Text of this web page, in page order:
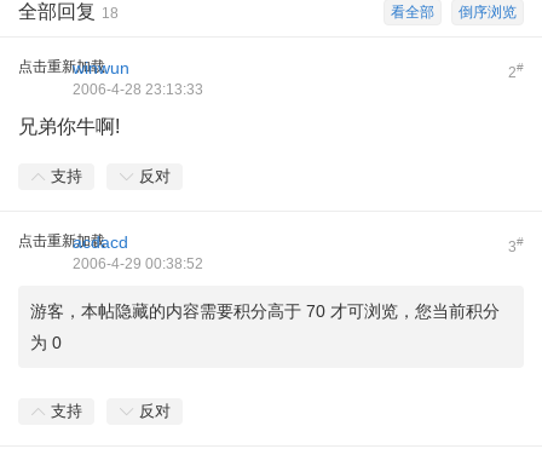
倒序浏览
看全部
全部回复 18
点击重新加载 2#
winwun
2006-4-28 23:13:33
兄弟你牛啊!
支持 反对
点击重新加载 3#
acdacd
2006-4-29 00:38:52
游客，本帖隐藏的内容需要积分高于 70 才可浏览，您当前积分
为 0
支持 反对